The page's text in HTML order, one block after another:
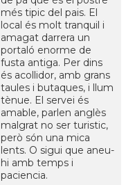
més tipic del pais. El
local és molt tranquil i
amagat darrera un
portaló enorme de
fusta antiga. Per dins
és acollidor, amb grans
taules i butaques, i llum
tènue. El servei és
amable, parlen anglès
malgrat no ser turistic,
però són una mica
lents. O sigui que aneu-
hi amb temps i
paciencia.